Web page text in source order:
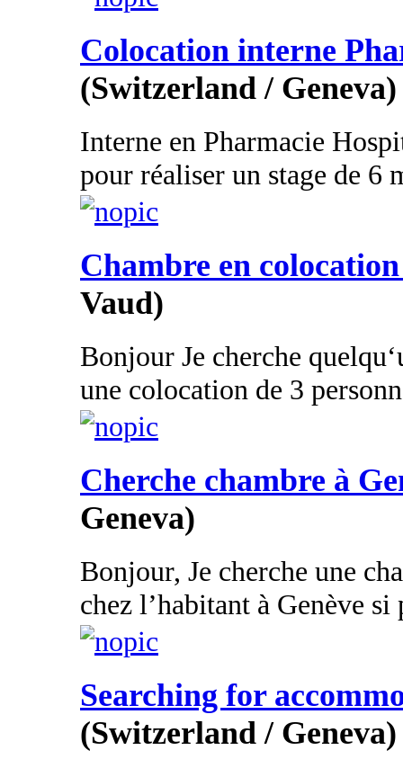
Colocation interne
(Switzerland / Geneva)
Interne en Pharmacie
pour réaliser un stage de 6
Chambre en
Vaud)
Bonjour Je cherche
une colocation de 3
Cherche chambre à
Geneva)
Bonjour, Je cherche une
chez l’habitant à Genève
Searching for
(Switzerland / Geneva)